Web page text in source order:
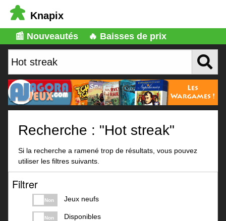
Knapix
📰 Nouveautés 🔥 Baisses de prix
Recherche : "Hot streak"
Si la recherche a ramené trop de résultats, vous pouvez
utiliser les filtres suivants.
Filtrer
Non Jeux neufs
Non Disponibles